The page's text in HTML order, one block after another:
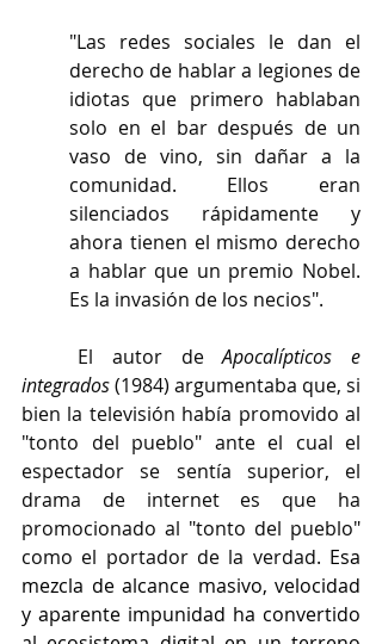
"Las redes sociales le dan el
derecho de hablar a legiones de
idiotas que primero hablaban
solo en el bar después de un
vaso de vino, sin dañar a la
comunidad. Ellos eran
silenciados rápidamente y
ahora tienen el mismo derecho
a hablar que un premio Nobel.
Es la invasión de los necios".
   El autor de
Apocalípticos e
integrados (1984) argumentaba que, si
bien la televisión había promovido al
"tonto del pueblo" ante el cual el
espectador se sentía superior, el
drama de internet es que ha
promocionado al "tonto del pueblo"
como el portador de la verdad. Esa
mezcla de alcance masivo, velocidad
y aparente impunidad ha convertido